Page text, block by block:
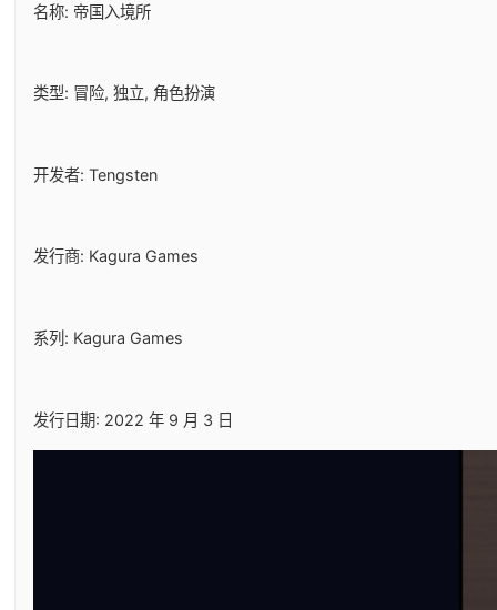
名称: 帝国入境所
类型: 冒险, 独立, 角色扮演
开发者: Tengsten
发行商: Kagura Games
系列: Kagura Games
发行日期: 2022 年 9 月 3 日